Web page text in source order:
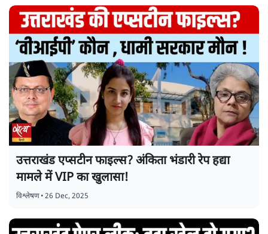
उत्तराखंड एप्सटीन फाइल्स? अंकिता भंडारी रेप हद्या
मामले में VIP का खुलासा!
विश्लेषण•26 Dec, 2025